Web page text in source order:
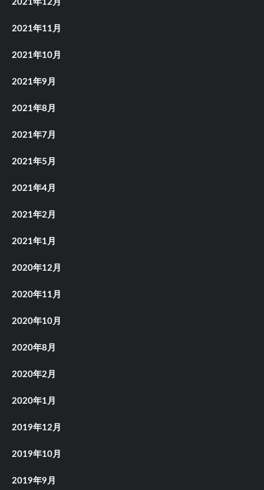
2021年12月
2021年11月
2021年10月
2021年9月
2021年8月
2021年7月
2021年5月
2021年4月
2021年2月
2021年1月
2020年12月
2020年11月
2020年10月
2020年8月
2020年2月
2020年1月
2019年12月
2019年10月
2019年9月